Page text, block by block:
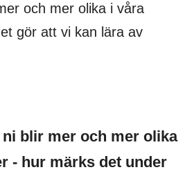
och mer olika i våra
gör att vi kan lära av
blir mer och mer olika
- hur märks det under